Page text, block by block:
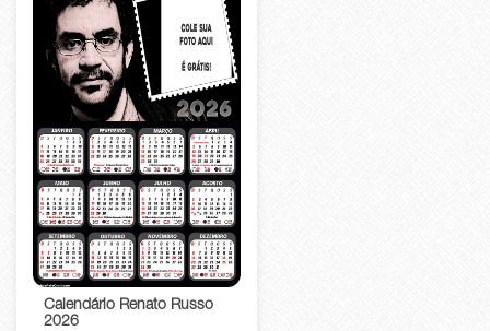
Calendário Renato Russo
2026